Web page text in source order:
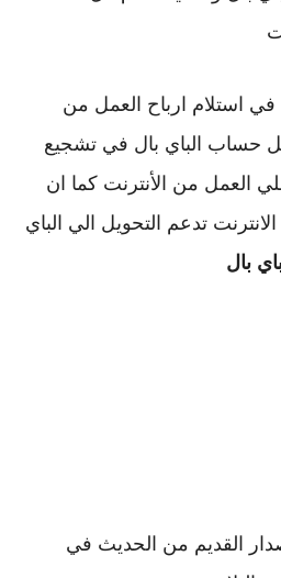
حساب الباي بال في
العمل من
تدعم
بال
القديم من الحديث في